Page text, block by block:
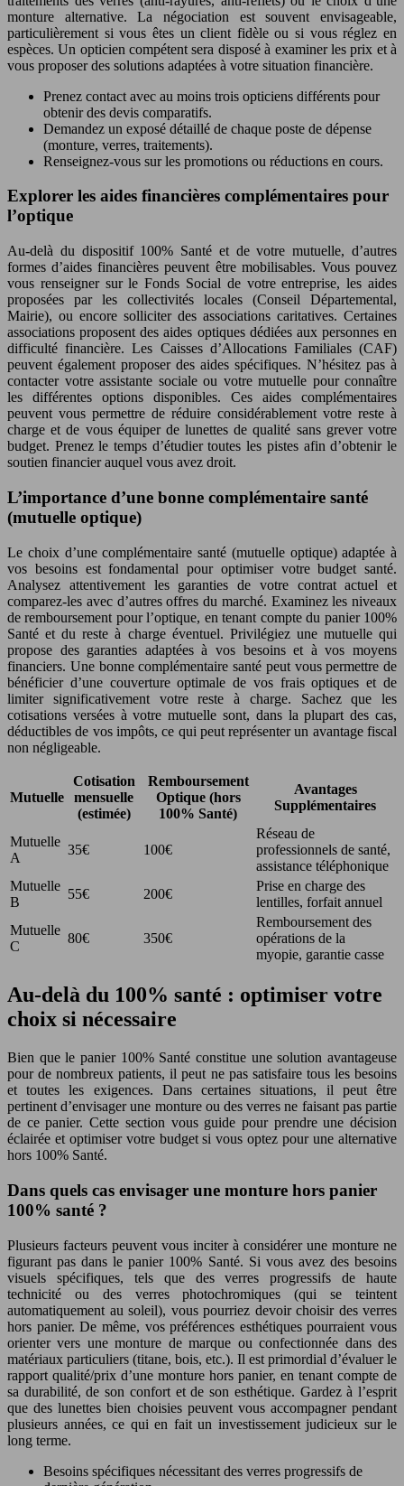
monture alternative. La négociation est souvent envisageable,
particulièrement si vous êtes un client fidèle ou si vous réglez en
espèces. Un opticien compétent sera disposé à examiner les prix et à
vous proposer des solutions adaptées à votre situation financière.
Prenez contact avec au moins trois opticiens différents pour
obtenir des devis comparatifs.
Demandez un exposé détaillé de chaque poste de dépense
(monture, verres, traitements).
Renseignez-vous sur les promotions ou réductions en cours.
Explorer les aides financières complémentaires pour
l’optique
Au-delà du dispositif 100% Santé et de votre mutuelle, d’autres
formes d’aides financières peuvent être mobilisables. Vous pouvez
vous renseigner sur le Fonds Social de votre entreprise, les aides
proposées par les collectivités locales (Conseil Départemental,
Mairie), ou encore solliciter des associations caritatives. Certaines
associations proposent des aides optiques dédiées aux personnes en
difficulté financière. Les Caisses d’Allocations Familiales (CAF)
peuvent également proposer des aides spécifiques. N’hésitez pas à
contacter votre assistante sociale ou votre mutuelle pour connaître
les différentes options disponibles. Ces aides complémentaires
peuvent vous permettre de réduire considérablement votre reste à
charge et de vous équiper de lunettes de qualité sans grever votre
budget. Prenez le temps d’étudier toutes les pistes afin d’obtenir le
soutien financier auquel vous avez droit.
L’importance d’une bonne complémentaire santé
(mutuelle optique)
Le choix d’une complémentaire santé (mutuelle optique) adaptée à
vos besoins est fondamental pour optimiser votre budget santé.
Analysez attentivement les garanties de votre contrat actuel et
comparez-les avec d’autres offres du marché. Examinez les niveaux
de remboursement pour l’optique, en tenant compte du panier 100%
Santé et du reste à charge éventuel. Privilégiez une mutuelle qui
propose des garanties adaptées à vos besoins et à vos moyens
financiers. Une bonne complémentaire santé peut vous permettre de
bénéficier d’une couverture optimale de vos frais optiques et de
limiter significativement votre reste à charge. Sachez que les
cotisations versées à votre mutuelle sont, dans la plupart des cas,
déductibles de vos impôts, ce qui peut représenter un avantage fiscal
non négligeable.
Mutuelle
Cotisation
mensuelle
(estimée)
Remboursement
Optique (hors
100% Santé)
Avantages
Supplémentaires
Mutuelle
A
35€ 100€
Réseau de
professionnels de santé,
assistance téléphonique
Mutuelle
B
55€ 200€
Prise en charge des
lentilles, forfait annuel
Mutuelle
C
80€ 350€
Remboursement des
opérations de la
myopie, garantie casse
Au-delà du 100% santé : optimiser votre
choix si nécessaire
Bien que le panier 100% Santé constitue une solution avantageuse
pour de nombreux patients, il peut ne pas satisfaire tous les besoins
et toutes les exigences. Dans certaines situations, il peut être
pertinent d’envisager une monture ou des verres ne faisant pas partie
de ce panier. Cette section vous guide pour prendre une décision
éclairée et optimiser votre budget si vous optez pour une alternative
hors 100% Santé.
Dans quels cas envisager une monture hors panier
100% santé ?
Plusieurs facteurs peuvent vous inciter à considérer une monture ne
figurant pas dans le panier 100% Santé. Si vous avez des besoins
visuels spécifiques, tels que des verres progressifs de haute
technicité ou des verres photochromiques (qui se teintent
automatiquement au soleil), vous pourriez devoir choisir des verres
hors panier. De même, vos préférences esthétiques pourraient vous
orienter vers une monture de marque ou confectionnée dans des
matériaux particuliers (titane, bois, etc.). Il est primordial d’évaluer le
rapport qualité/prix d’une monture hors panier, en tenant compte de
sa durabilité, de son confort et de son esthétique. Gardez à l’esprit
que des lunettes bien choisies peuvent vous accompagner pendant
plusieurs années, ce qui en fait un investissement judicieux sur le
long terme.
Besoins spécifiques nécessitant des verres progressifs de